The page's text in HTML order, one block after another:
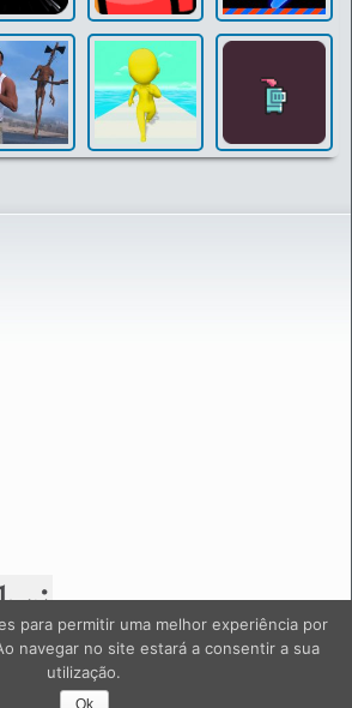
- powered byNetJogos
para permitir uma melhor experiência por
navegar no site estará a consentir a sua
utilização.
Ok